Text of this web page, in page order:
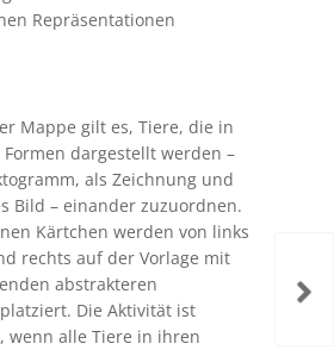
Repräsentationen
Mappe gilt es, Tiere, die in
dargestellt werden –
als Zeichnung und
Bild – einander zuzuordnen.
Kärtchen werden von links
rechts auf der Vorlage mit
abstrakteren
Die Aktivität ist
wenn alle Tiere in ihren